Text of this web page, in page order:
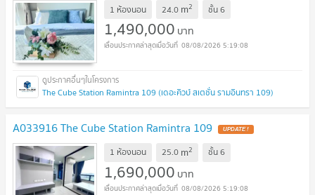
1 ห้องนอน 24.0 m2 ชั้น6
1,490,000 บาท
08/08/2026 5:19:08
The Cube Station Ramintra 109 (เดอะคิวบ์ สเตชั่น รามอินทรา 109)
A033916 The Cube Station Ramintra 109 UPDATE !
1 ห้องนอน 25.0 m2 ชั้น6
1,690,000 บาท
08/08/2026 5:19:08